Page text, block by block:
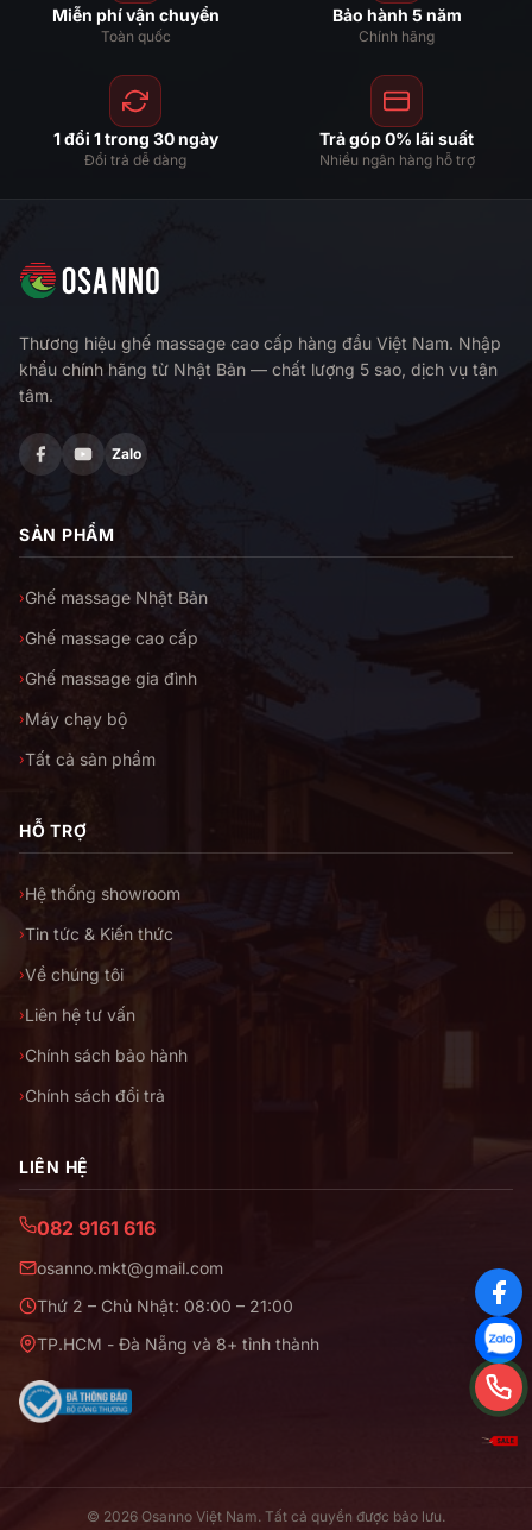
Miễn phí vận chuyển
Toàn quốc
Bảo hành 5 năm
Chính hãng
1 đổi 1 trong 30 ngày
Đổi trả dễ dàng
Trả góp 0% lãi suất
Nhiều ngân hàng hỗ trợ
Thương hiệu ghế massage cao cấp hàng đầu Việt Nam. Nhập
khẩu chính hãng từ Nhật Bản — chất lượng 5 sao, dịch vụ tận
tâm.
Zalo
SẢN PHẨM
›Ghế massage Nhật Bản
›Ghế massage cao cấp
›Ghế massage gia đình
›Máy chạy bộ
›Tất cả sản phẩm
HỖ TRỢ
›Hệ thống showroom
›Tin tức & Kiến thức
›Về chúng tôi
›Liên hệ tư vấn
›Chính sách bảo hành
›Chính sách đổi trả
LIÊN HỆ
082 9161 616
osanno.mkt@gmail.com
Thứ 2 – Chủ Nhật: 08:00 – 21:00
TP.HCM - Đà Nẵng và 8+ tỉnh thành
© 2026 Osanno Việt Nam. Tất cả quyền được bảo lưu.